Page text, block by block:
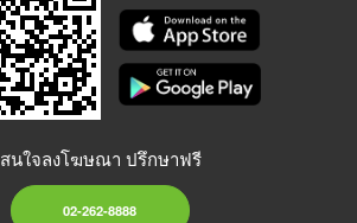
สนใจลงโฆษณา ปรึกษาฟรี
02-262-8888